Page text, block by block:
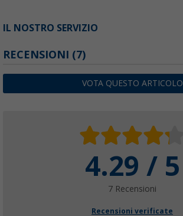
IL NOSTRO SERVIZIO
RECENSIONI (7)
VOTA QUESTO ARTICOLO
4.29 / 5
7 Recensioni
Recensioni verificate